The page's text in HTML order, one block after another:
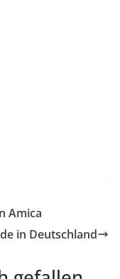
Amica
in Deutschland